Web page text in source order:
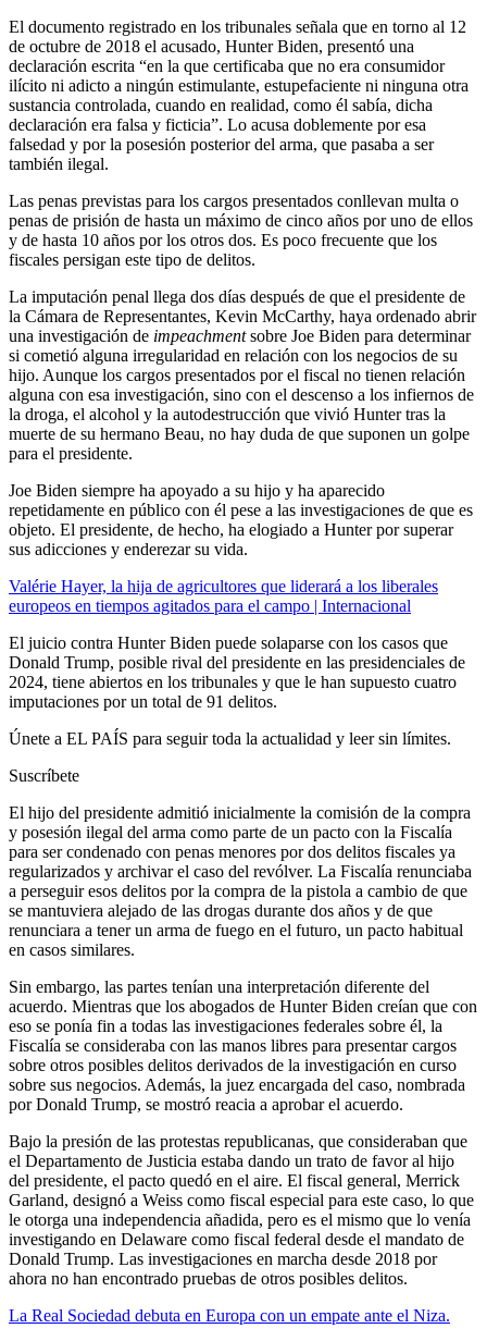
El documento registrado en los tribunales señala que en torno al 12
de octubre de 2018 el acusado, Hunter Biden, presentó una
declaración escrita “en la que certificaba que no era consumidor
ilícito ni adicto a ningún estimulante, estupefaciente ni ninguna otra
sustancia controlada, cuando en realidad, como él sabía, dicha
declaración era falsa y ficticia”. Lo acusa doblemente por esa
falsedad y por la posesión posterior del arma, que pasaba a ser
también ilegal.
Las penas previstas para los cargos presentados conllevan multa o
penas de prisión de hasta un máximo de cinco años por uno de ellos
y de hasta 10 años por los otros dos. Es poco frecuente que los
fiscales persigan este tipo de delitos.
La imputación penal llega dos días después de que el presidente de
la Cámara de Representantes, Kevin McCarthy, haya ordenado abrir
una investigación de impeachmentsobre Joe Biden para determinar
si cometió alguna irregularidad en relación con los negocios de su
hijo. Aunque los cargos presentados por el fiscal no tienen relación
alguna con esa investigación, sino con el descenso a los infiernos de
la droga, el alcohol y la autodestrucción que vivió Hunter tras la
muerte de su hermano Beau, no hay duda de que suponen un golpe
para el presidente.
Joe Biden siempre ha apoyado a su hijo y ha aparecido
repetidamente en público con él pese a las investigaciones de que es
objeto. El presidente, de hecho, ha elogiado a Hunter por superar
sus adicciones y enderezar su vida.
Valérie Hayer, la hija de agricultores que liderará a los liberales
europeos en tiempos agitados para el campo | Internacional
El juicio contra Hunter Biden puede solaparse con los casos que
Donald Trump, posible rival del presidente en las presidenciales de
2024, tiene abiertos en los tribunales y que le han supuesto cuatro
imputaciones por un total de 91 delitos.
Únete a EL PAÍS para seguir toda la actualidad y leer sin límites.
Suscríbete
El hijo del presidente admitió inicialmente la comisión de la compra
y posesión ilegal del arma como parte de un pacto con la Fiscalía
para ser condenado con penas menores por dos delitos fiscales ya
regularizados y archivar el caso del revólver. La Fiscalía renunciaba
a perseguir esos delitos por la compra de la pistola a cambio de que
se mantuviera alejado de las drogas durante dos años y de que
renunciara a tener un arma de fuego en el futuro, un pacto habitual
en casos similares.
Sin embargo, las partes tenían una interpretación diferente del
acuerdo. Mientras que los abogados de Hunter Biden creían que con
eso se ponía fin a todas las investigaciones federales sobre él, la
Fiscalía se consideraba con las manos libres para presentar cargos
sobre otros posibles delitos derivados de la investigación en curso
sobre sus negocios. Además, la juez encargada del caso, nombrada
por Donald Trump, se mostró reacia a aprobar el acuerdo.
Bajo la presión de las protestas republicanas, que consideraban que
el Departamento de Justicia estaba dando un trato de favor al hijo
del presidente, el pacto quedó en el aire. El fiscal general, Merrick
Garland, designó a Weiss como fiscal especial para este caso, lo que
le otorga una independencia añadida, pero es el mismo que lo venía
investigando en Delaware como fiscal federal desde el mandato de
Donald Trump. Las investigaciones en marcha desde 2018 por
ahora no han encontrado pruebas de otros posibles delitos.
La Real Sociedad debuta en Europa con un empate ante el Niza.